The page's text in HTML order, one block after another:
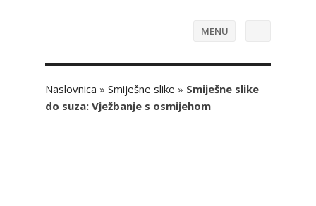
MENU
Naslovnica » Smiješne slike » Smiješne slike
do suza: Vježbanje s osmijehom